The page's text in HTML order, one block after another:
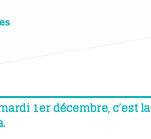
1er décembre, c’est